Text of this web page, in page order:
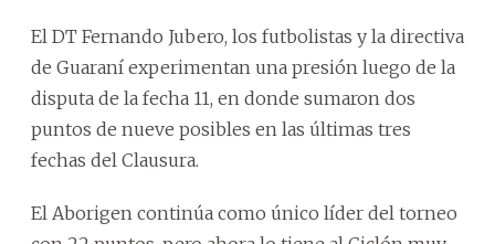
El DT Fernando Jubero, los futbolistas y la directiva
de Guaraní experimentan una presión luego de la
disputa de la fecha 11, en donde sumaron dos
puntos de nueve posibles en las últimas tres
fechas del Clausura.
El Aborigen continúa como único líder del torneo